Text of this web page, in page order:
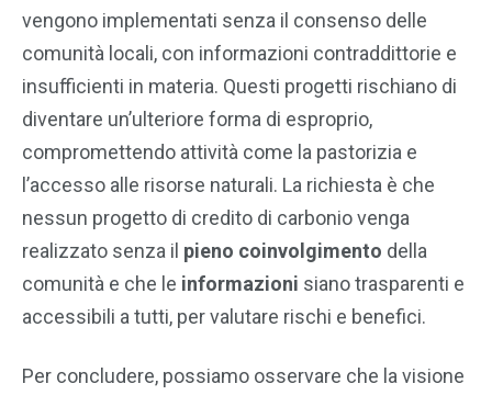
vengono implementati senza il consenso delle
comunità locali, con informazioni contraddittorie e
insufficienti in materia. Questi progetti rischiano di
diventare un’ulteriore forma di esproprio,
compromettendo attività come la pastorizia e
l’accesso alle risorse naturali. La richiesta è che
nessun progetto di credito di carbonio venga
realizzato senza il pieno coinvolgimento della
comunità e che le informazioni siano trasparenti e
accessibili a tutti, per valutare rischi e benefici.
Per concludere, possiamo osservare che la visione